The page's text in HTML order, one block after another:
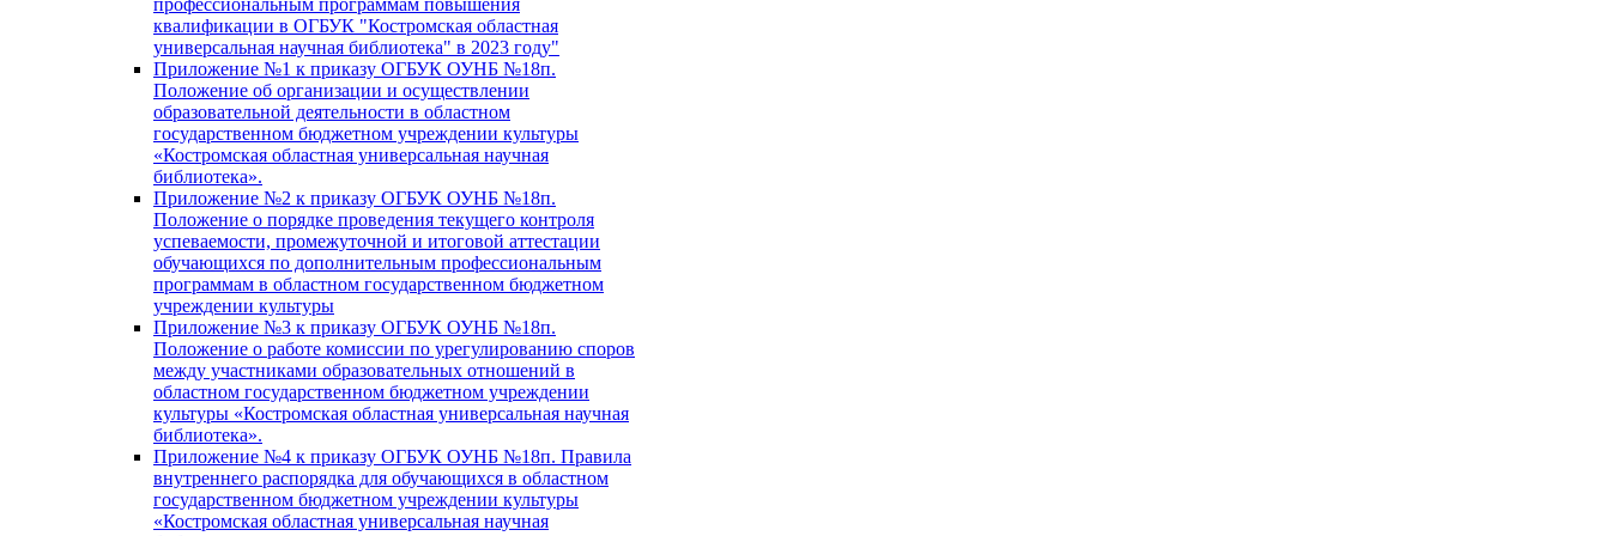
квалификации в ОГБУК "Костромская областная
универсальная научная библиотека" в 2023 году"
Приложение №1 к приказу ОГБУК ОУНБ №18п.
Положение об организации и осуществлении
образовательной деятельности в областном
государственном бюджетном учреждении культуры
«Костромская областная универсальная научная
библиотека».
Приложение №2 к приказу ОГБУК ОУНБ №18п.
Положение о порядке проведения текущего контроля
успеваемости, промежуточной и итоговой аттестации
обучающихся по дополнительным профессиональным
программам в областном государственном бюджетном
учреждении культуры
Приложение №3 к приказу ОГБУК ОУНБ №18п.
Положение о работе комиссии по урегулированию споров
между участниками образовательных отношений в
областном государственном бюджетном учреждении
культуры «Костромская областная универсальная научная
библиотека».
Приложение №4 к приказу ОГБУК ОУНБ №18п. Правила
внутреннего распорядка для обучающихся в областном
государственном бюджетном учреждении культуры
«Костромская областная универсальная научная